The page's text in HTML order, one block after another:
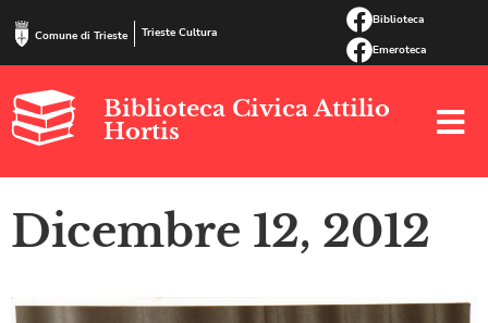
Comune di Trieste Trieste Cultura
Biblioteca
Emeroteca
Biblioteca Civica Attilio
Hortis
Dicembre 12, 2012